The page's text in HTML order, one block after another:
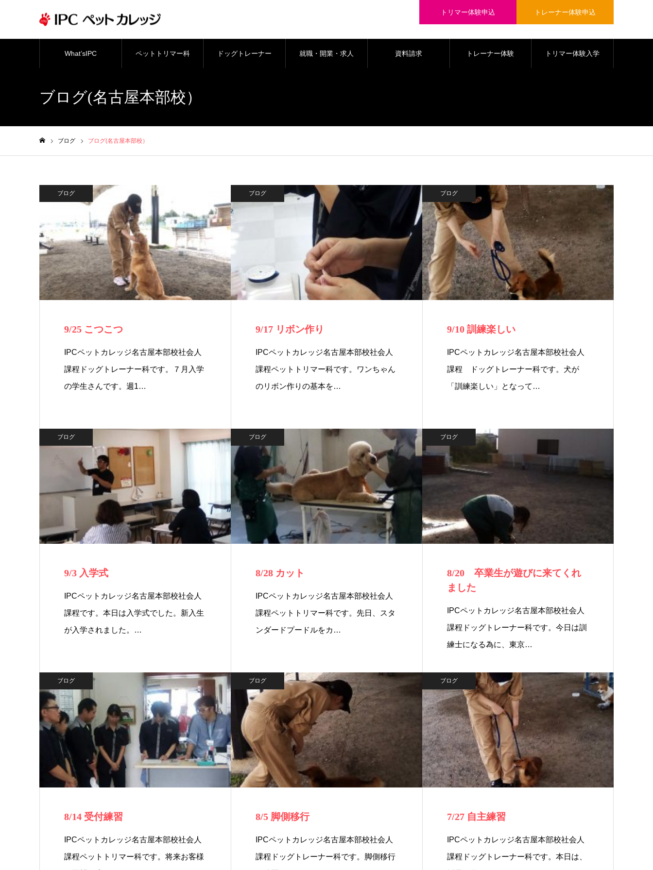
トリマー体験申込 トレーナー体験申込
What’sIPC ペットトリマー科 ドッグトレーナー 就職・開業・求人 資料請求 トレーナー体験 トリマー体験入学
ブログ(名古屋本部校）
ブログ ブログ(名古屋本部校）
ブログ
9/25 こつこつ
IPCペットカレッジ名古屋本部校社会人
課程ドッグトレーナー科です。７月入学
の学生さんです。週1…
ブログ
9/17 リボン作り
IPCペットカレッジ名古屋本部校社会人
課程ペットトリマー科です。ワンちゃん
のリボン作りの基本を…
ブログ
9/10 訓練楽しい
IPCペットカレッジ名古屋本部校社会人
課程 ドッグトレーナー科です。犬が
「訓練楽しい」となって…
ブログ
9/3 入学式
IPCペットカレッジ名古屋本部校社会人
課程です。本日は入学式でした。新入生
が入学されました。…
ブログ
8/28 カット
IPCペットカレッジ名古屋本部校社会人
課程ペットトリマー科です。先日、スタ
ンダードプードルをカ…
ブログ
8/20 卒業生が遊びに来てくれ
ました
IPCペットカレッジ名古屋本部校社会人
課程ドッグトレーナー科です。今日は訓
練士になる為に、東京…
ブログ
8/14 受付練習
IPCペットカレッジ名古屋本部校社会人
課程ペットトリマー科です。将来お客様
ブログ
8/5 脚側移行
IPCペットカレッジ名古屋本部校社会人
課程ドッグトレーナー科です。脚側移行
ブログ
7/27 自主練習
IPCペットカレッジ名古屋本部校社会人
課程ドッグトレーナー科です。本日は、